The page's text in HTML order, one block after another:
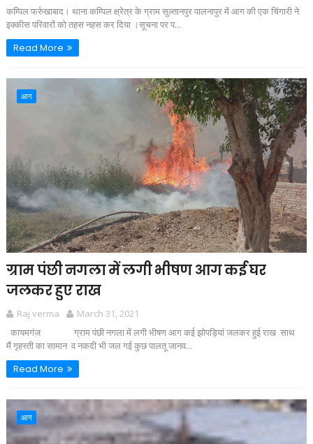
कम्पिल फर्रुखाबाद। थाना कम्पिल क्ष्रेत्र के ग्राम सुल्तानपुर पालनापुर में आग की एक चिंगारी ने
इक्कीस परिवारों को तहस नहस कर दिया ।सूचना पर प...
Read More
आग
ग्राम पंछी नगला में लगी भीषण आग कई घर
जलकर हुए राख
Raj verma
March 31, 2021
कायमगंज ग्राम पंछी नगला में लगी भीषण आग कई झोपड़ियां जलकर हुई राख साथ
मैं गृहस्ती का सामान व नकदी भी जल गई कुछ पालतू जानव...
Read More
आग